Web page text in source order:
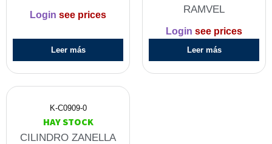
Login see prices
Leer más
RAMVEL
Login see prices
Leer más
K-C0909-0
HAY STOCK
CILINDRO ZANELLA